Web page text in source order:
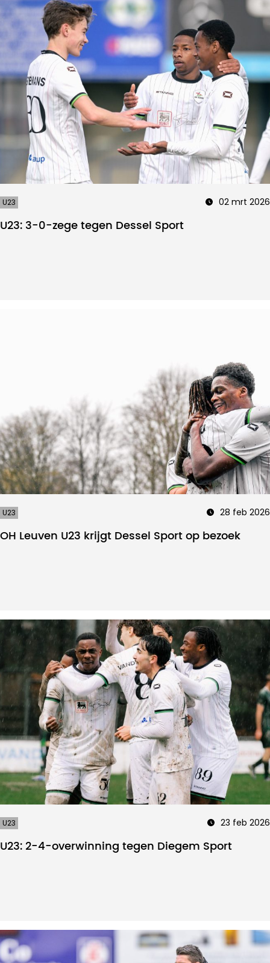
U23 02 mrt 2026
U23: 3-0-zege tegen Dessel Sport
U23 28 feb 2026
OH Leuven U23 krijgt Dessel Sport op bezoek
U23 23 feb 2026
U23: 2-4-overwinning tegen Diegem Sport